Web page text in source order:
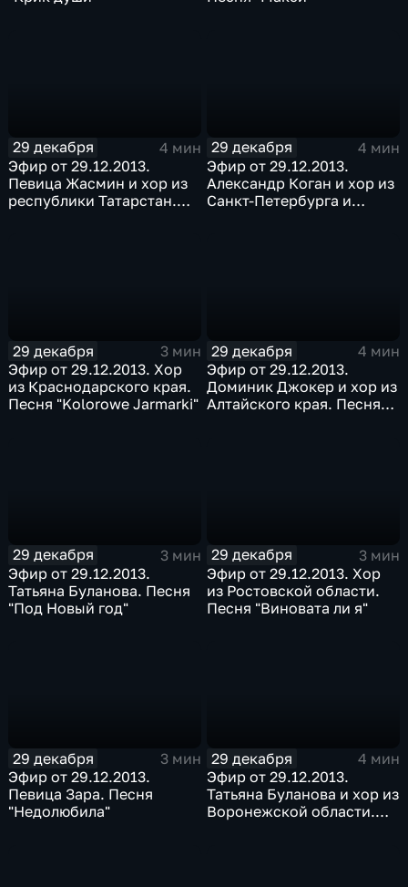
29 декабря
4 мин
Эфир от 29.12.2013.
Певица Жасмин и хор из
республики Татарстан.
29 декабря
4 мин
Эфир от 29.12.2013.
Александр Коган и хор из
Санкт-Петербурга и
29 декабря
3 мин
Эфир от 29.12.2013. Хор
из Краснодарского края.
Песня "Kolorowe Jarmarki"
29 декабря
4 мин
Эфир от 29.12.2013.
Доминик Джокер и хор из
Алтайского края. Песня
29 декабря
3 мин
Эфир от 29.12.2013.
Татьяна Буланова. Песня
"Под Новый год"
29 декабря
3 мин
Эфир от 29.12.2013. Хор
из Ростовской области.
Песня "Виновата ли я"
29 декабря
3 мин
Эфир от 29.12.2013.
Певица Зара. Песня
"Недолюбила"
29 декабря
4 мин
Эфир от 29.12.2013.
Татьяна Буланова и хор из
Воронежской области.